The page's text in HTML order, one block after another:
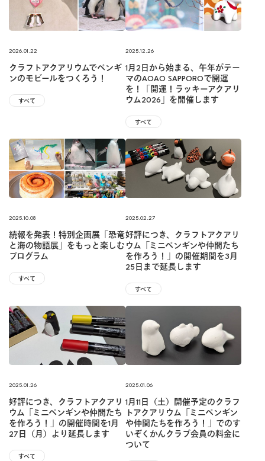
2026.01.22
クラフトアクアリウムでペンギ
ンのモビールをつくろう！
すべて
2025.12.26
1月2日から始まる、午年がテー
マのAOAO SAPPOROで開運
を！「開運！ラッキーアクアリ
ウム2026」を開催します
すべて
2025.10.08
続報を発表！特別企画展「恐竜
と海の物語展」をもっと楽しむ
プログラム
すべて
2025.02.27
好評につき、クラフトアクアリ
ウム「ミニペンギンや仲間たち
を作ろう！」の開催期間を3月
25日まで延長します
すべて
2025.01.26
好評につき、クラフトアクアリ
ウム「ミニペンギンや仲間たち
を作ろう！」の開催時間を1月
27日（月）より延長します
すべて
2025.01.06
1月11日（土）開催予定のクラフ
トアクアリウム「ミニペンギン
や仲間たちを作ろう！」でのす
いぞくかんクラブ会員の料金に
ついて